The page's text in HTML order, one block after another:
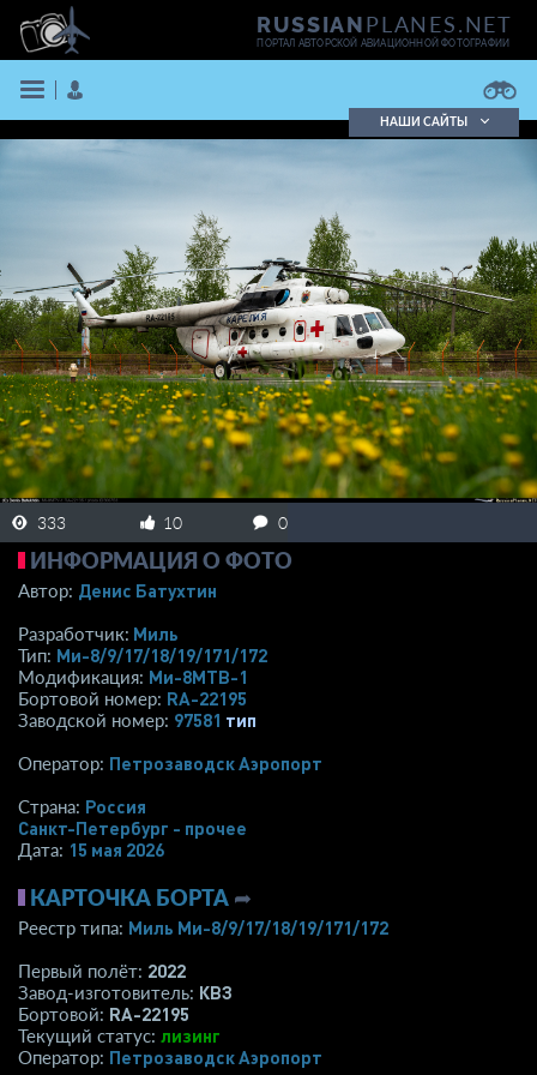
RUSSIANPLANES.NET
ПОРТАЛ АВТОРСКОЙ АВИАЦИОННОЙ ФОТОГРАФИИ
ЗАРЕГИСТРИРОВАТЬСЯ
Поиск фотографий
Кратко
Подробно
НАШИ САЙТЫ
333 10 0
ИНФОРМАЦИЯ О ФОТО
Автор: Денис Батухтин
Разработчик: Миль
Тип: Ми-8/9/17/18/19/171/172
Модификация: Ми-8МТВ-1
Бортовой номер: RA-22195
Заводской номер: 97581 тип
Оператор: Петрозаводск Аэропорт
Страна: Россия
Санкт-Петербург - прочее
Дата: 15 мая 2026
КАРТОЧКА БОРТА ➦
Реестр типа: Миль Ми-8/9/17/18/19/171/172
Первый полёт: 2022
Завод-изготовитель: КВЗ
Бортовой: RA-22195
Текущий статус: лизинг
Оператор: Петрозаводск Аэропорт